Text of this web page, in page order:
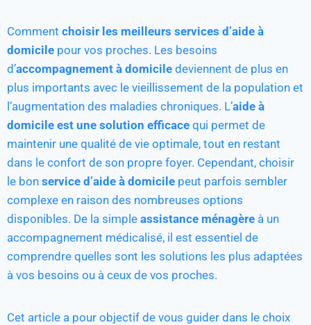
Comment choisir les meilleurs services d’aide à
domicile pour vos proches. Les besoins
d’accompagnement à domicile deviennent de plus en
plus importants avec le vieillissement de la population et
l’augmentation des maladies chroniques. L’aide à
domicile est une solution efficace qui permet de
maintenir une qualité de vie optimale, tout en restant
dans le confort de son propre foyer. Cependant, choisir
le bon service d’aide à domicile peut parfois sembler
complexe en raison des nombreuses options
disponibles. De la simple assistance ménagère à un
accompagnement médicalisé, il est essentiel de
comprendre quelles sont les solutions les plus adaptées
à vos besoins ou à ceux de vos proches.
Cet article a pour objectif de vous guider dans le choix